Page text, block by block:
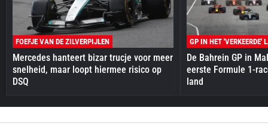
FOEFJE VAN DE ZILVERPIJLEN
Mercedes hanteert bizar trucje voor meer
snelheid, maar loopt hiermee risico op
DSQ
GP IN HET 'VERKEERDE'
De Bahrein GP in
eerste Formule 1-
land